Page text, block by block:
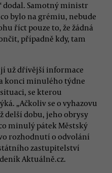
dodal. Samotný ministr
bylo na grémiu, nebude
říct pouze to, že žádná
případně kdy, tam
už dřívější informace
konci minulého týdne
se kterou
„Ačkoliv se o vyhazovu
delší dobu, jeho obrysy
minulý pátek Městský
rozhodnutí o odvolání
zastupitelství
Aktuálně.cz.